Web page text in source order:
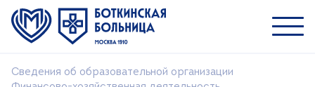
Пациентам
Сведения об образовательной организации